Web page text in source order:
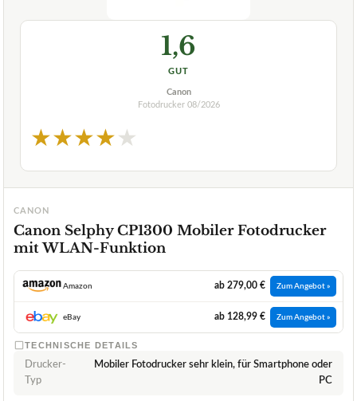
1,6
GUT
Canon
Fotodrucker 08/2026
★★★★★
CANON
Canon Selphy CP1300 Mobiler Fotodrucker
mit WLAN-Funktion
Amazon ab 279,00 € Zum Angebot »
eBay ab 128,99 € Zum Angebot »
TECHNISCHE DETAILS
Drucker-
Typ
Mobiler Fotodrucker sehr klein, für Smartphone oder
PC